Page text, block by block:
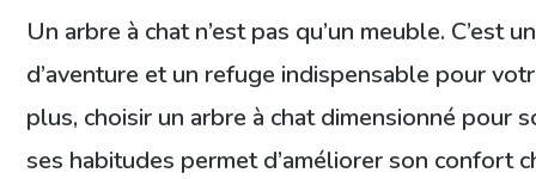
Un arbre à chat n’est pas qu’un meuble. C’est
d’aventure et un refuge indispensable pour
plus, choisir un arbre à chat dimensionné pour
ses habitudes permet d’améliorer son confort